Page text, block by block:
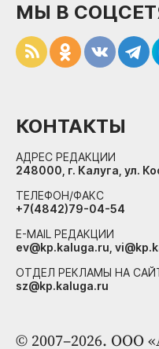
© 2007–2026. ООО
МЫ В
КОНТАКТЫ
АДРЕС РЕДАКЦИИ
248000, г. Калуга, ул.
ТЕЛЕФОН/ФАКС
+7(4842)79-04-54
E-MAIL РЕДАКЦИИ
ev@kp.kaluga.ru,
ОТДЕЛ РЕКЛАМЫ НА
sz@kp.kaluga.ru